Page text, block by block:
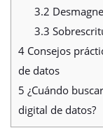
3.2
3.3
4 Consejos
de datos
5 ¿Cuándo
digital de datos?